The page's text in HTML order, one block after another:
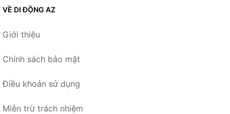
VỀ DI ĐỘNG AZ
Giới thiệu
Chính sách bảo mật
Điều khoản sử dụng
Miễn trừ trách nhiệm